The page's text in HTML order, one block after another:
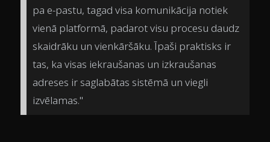
pa e-pastu, tagad visa komunikācija notiek
vienā platformā, padarot visu procesu daudz
skaidrāku un vienkāršāku. Īpaši praktisks ir
tas, ka visas iekraušanas un izkraušanas
adreses ir saglabātas sistēmā un viegli
izvēlamas."